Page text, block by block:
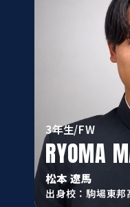
3年生/FW
RYOMA
松本 遼馬
出身校：駒場東邦